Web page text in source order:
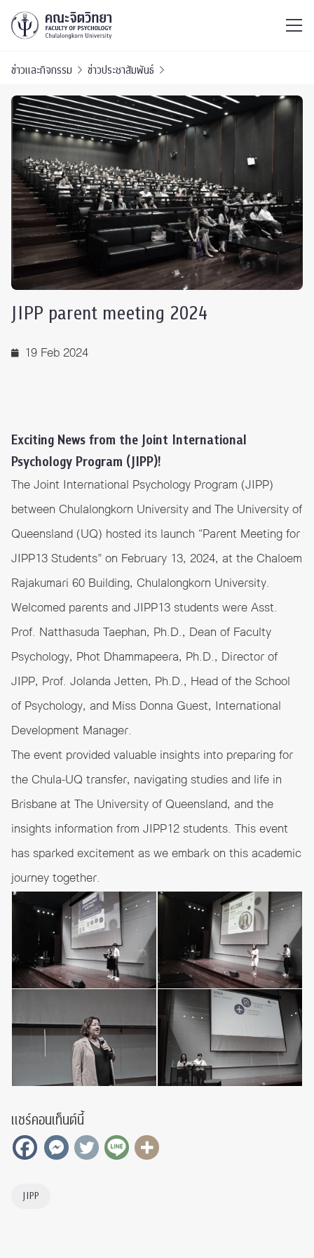
ข่าวและกิจกรรม ข่าวประชาสัมพันธ์
JIPP parent meeting 2024
19 Feb 2024
Exciting News from the Joint International
Psychology Program (JIPP)!
The Joint International Psychology Program (JIPP)
between Chulalongkorn University and The University of
Queensland (UQ) hosted its launch “Parent Meeting for
JIPP13 Students” on February 13, 2024, at the Chaloem
Rajakumari 60 Building, Chulalongkorn University.
Welcomed parents and JIPP13 students were Asst.
Prof. Natthasuda Taephan, Ph.D., Dean of Faculty
Psychology, Phot Dhammapeera, Ph.D., Director of
JIPP, Prof. Jolanda Jetten, Ph.D., Head of the School
of Psychology, and Miss Donna Guest, International
Development Manager.
The event provided valuable insights into preparing for
the Chula-UQ transfer, navigating studies and life in
Brisbane at The University of Queensland, and the
insights information from JIPP12 students. This event
has sparked excitement as we embark on this academic
journey together.
แชร์คอนเท็นต์นี้
JIPP